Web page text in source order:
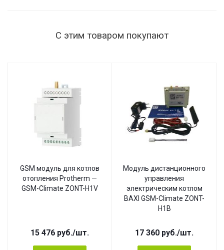
С этим товаром покупают
GSM модуль для котлов
отопления Protherm —
GSM-Climate ZONT-H1V
15 476 руб./шт.
Модуль дистанционного
управления
электрическим котлом
BAXI GSM-Climate ZONT-
H1B
17 360 руб./шт.